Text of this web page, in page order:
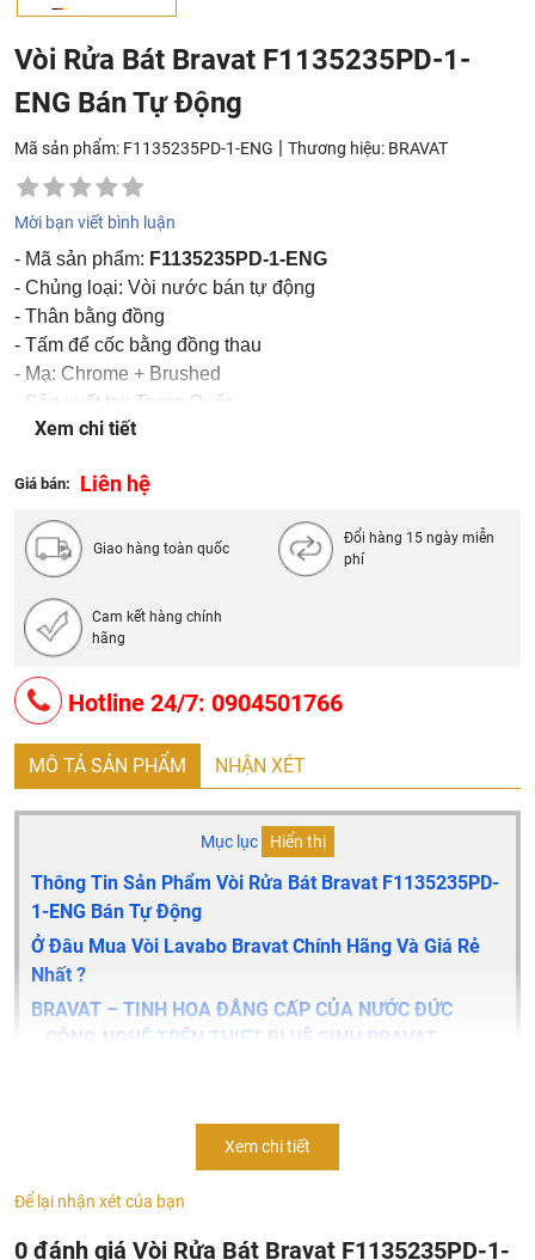
Vòi Rửa Bát Bravat F1135235PD-1-
ENG Bán Tự Động
Mã sản phẩm: F1135235PD-1-ENG | Thương hiệu: BRAVAT
Mời bạn viết bình luận
- Mã sản phẩm: F1135235PD-1-ENG
- Chủng loại: Vòi nước bán tự động
- Thân bằng đồng
- Tấm để cốc bằng đồng thau
- Mạ: Chrome + Brushed
- Sản xuất tại: Trung Quốc
- Thương hiệu: Bravat
Xem chi tiết
Giá bán: Liên hệ
Giao hàng toàn quốc
Đổi hàng 15 ngày miễn
phí
Cam kết hàng chính
hãng
Hotline 24/7: 0904501766
MÔ TẢ SẢN PHẨM NHẬN XÉT
Mục lục Hiển thị
Thông Tin Sản Phẩm Vòi Rửa Bát Bravat F1135235PD-
1-ENG Bán Tự Động
Ở Đâu Mua Vòi Lavabo Bravat Chính Hãng Và Giá Rẻ
Nhất ?
BRAVAT – TINH HOA ĐẲNG CẤP CỦA NƯỚC ĐỨC
CÔNG NGHỆ TRÊN THIẾT BỊ VỆ SINH BRAVAT
- Mã sản phẩm:F1135235PD-1-ENG
- Thân bằng đồng
Xem chi tiết
Để lại nhận xét của bạn
0 đánh giá Vòi Rửa Bát Bravat F1135235PD-1-